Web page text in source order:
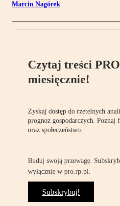
Marcin Nagórek
Czytaj treści
miesięcznie!
Zyskaj dostęp do rzetelnych
prognoz gospodarczych. Poznaj
oraz społeczeństwo.
Buduj swoją przewagę.
wyłącznie w pro.rp.pl.
Subskrybuj!